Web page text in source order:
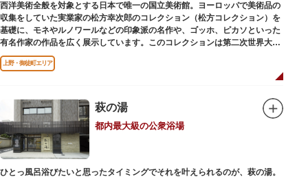
西洋美術全般を対象とする日本で唯一の国立美術館。ヨーロッパで美術品の
収集をしていた実業家の松方幸次郎のコレクション（松方コレクション）を
基礎に、モネやルノワールなどの印象派の名作や、ゴッホ、ピカソといった
有名作家の作品を広く展示しています。このコレクションは第二次世界大戦
中にフランス政府に接収され、戦後に専用の美術館を創設することを条件に
日本へ寄贈返還されました。
もの。「ル・コルビュジエの建築作品－近代建築運動への顕著な貢献－」の
構成資産の一つとして東京初の世界文化遺産に登録されています。前庭にも
ロダンの彫刻が展示されており、散策しながら美術鑑賞を楽しめるのも魅力
のひとつ。 ボランティア・スタッフと一緒に鑑賞する「美術トーク」や、解
説を聞きながら本館や前庭を一緒に歩く「建築ツアー」など、初めての来館
でも気軽に楽しめるプログラムも用意されています。
上野・御徒町エリア
萩の湯
都内最大級の公衆浴場
ひとっ風呂浴びたいと思ったタイミングでそれを叶えられるのが、萩の湯。